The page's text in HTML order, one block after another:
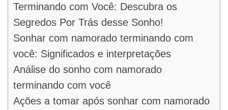
Terminando com Você: Descubra os
Segredos Por Trás desse Sonho!
Sonhar com namorado terminando com
você: Significados e interpretações
Análise do sonho com namorado
terminando com você
Ações a tomar após sonhar com namorado